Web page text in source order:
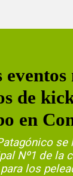
eventos
de
en
Nº1 de la
los